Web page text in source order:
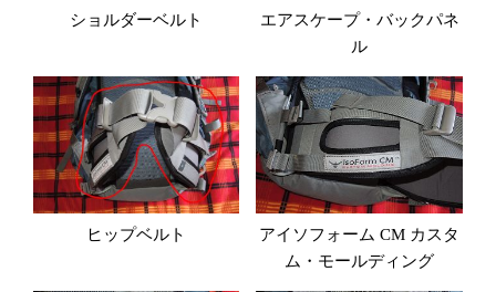
ショルダーベルト
エアスケープ・バックパネ
ル
ヒップベルト
アイソフォーム CM カスタ
ム・モールディング